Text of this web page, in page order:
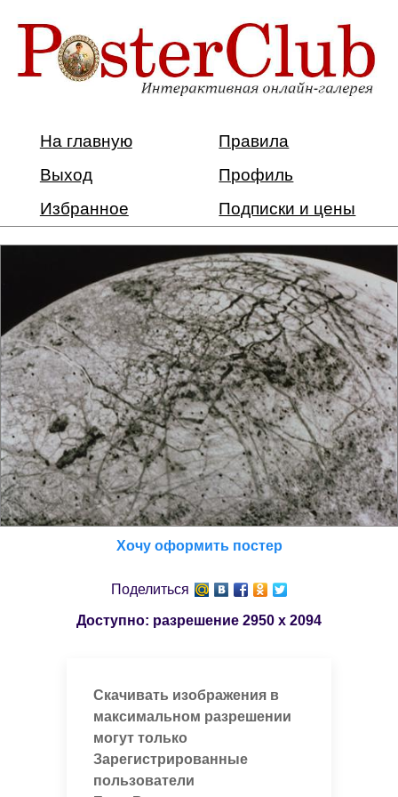
На главную
Правила
Выход
Профиль
Избранное
Подписки и цены
Хочу оформить постер
Поделиться
Доступно: разрешение 2950 x 2094
Скачивать изображения в
максимальном разрешении
могут только
Зарегистрированные
пользователи